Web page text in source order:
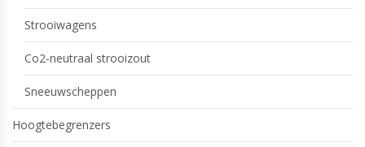
Strooiwagens
Co2-neutraal strooizout
Sneeuwscheppen
Hoogtebegrenzers